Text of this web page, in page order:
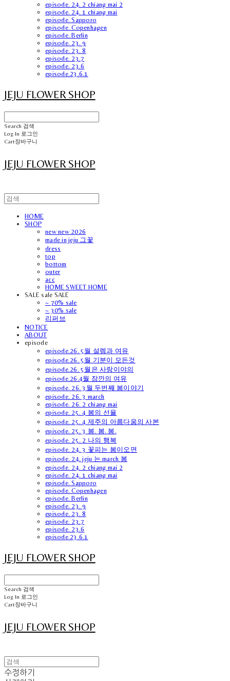
episode. 24. 2 chiang mai 2
episode. 24. 1 chiang mai
episode. Sapporo
episode. Copenhagen
episode. Berlin
episode. 23. 9
episode. 23. 8
episode. 23.7
episode. 23.6
episode.23.6.1
JEJU FLOWER SHOP
Search 검색
Log In 로그인
Cart장바구니
JEJU FLOWER SHOP
HOME
SHOP
new new 2026
made in jeju 그꽃
dress
top
bottom
outer
acc
HOME SWEET HOME
SALE sale SALE
~ 70% sale
~ 30% sale
리퍼브
NOTICE
ABOUT
episode
episode.26. 5월 설렘과 여유
episode.26. 5월 기분이 모든것
episode.26. 5월은 사랑이야의
episode.26.4월 잠깐의 여유
episode. 26. 3월 두번째 봄이야기
episode. 26. 3 march
episode. 26. 2 chiang mai
episode. 25. 4 봄의 선율
episode. 25. 4 제주의 아름다움의 사본
episode. 25. 3 봄. 봄. 봄.
episode. 25. 2 나의 행복
episode. 24. 3 꽃피는 봄이오면
episode. 24. jeju 는 march 봄
episode. 24. 2 chiang mai 2
episode. 24. 1 chiang mai
episode. Sapporo
episode. Copenhagen
episode. Berlin
episode. 23. 9
episode. 23. 8
episode. 23.7
episode. 23.6
episode.23.6.1
JEJU FLOWER SHOP
Search 검색
Log In 로그인
Cart장바구니
JEJU FLOWER SHOP
수정하기